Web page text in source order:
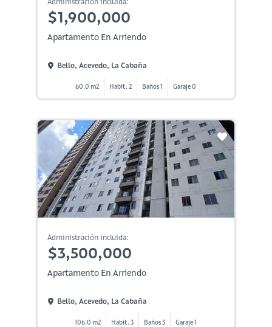
$1,900,000
Apartamento En Arriendo
Bello, Acevedo, La Cabaña
60.0 m2 Habit. 2 Baños 1 Garaje 0
Administración incluida:
$3,500,000
Apartamento En Arriendo
Bello, Acevedo, La Cabaña
106.0 m2 Habit. 3 Baños 3 Garaje 1